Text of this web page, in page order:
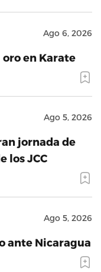
Ago 6, 2026
oro en Karate
Ago 5, 2026
jornada de
los JCC
Ago 5, 2026
ante Nicaragua